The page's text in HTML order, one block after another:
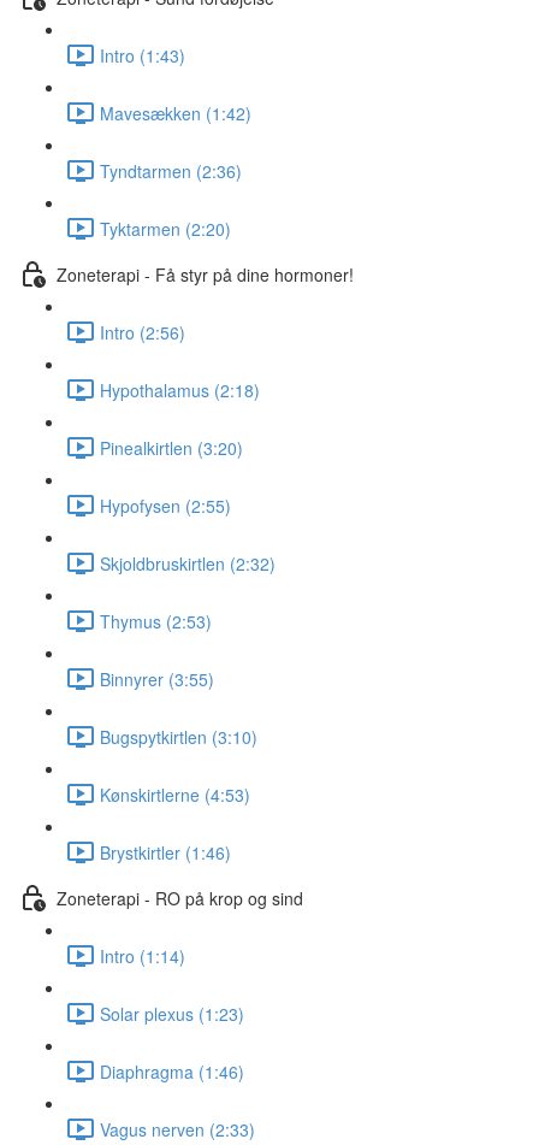
Intro (1:43)
Mavesækken (1:42)
Tyndtarmen (2:36)
Tyktarmen (2:20)
Zoneterapi - Få styr på dine hormoner!
Intro (2:56)
Hypothalamus (2:18)
Pinealkirtlen (3:20)
Hypofysen (2:55)
Skjoldbruskirtlen (2:32)
Thymus (2:53)
Binnyrer (3:55)
Bugspytkirtlen (3:10)
Kønskirtlerne (4:53)
Brystkirtler (1:46)
Zoneterapi - RO på krop og sind
Intro (1:14)
Solar plexus (1:23)
Diaphragma (1:46)
Vagus nerven (2:33)